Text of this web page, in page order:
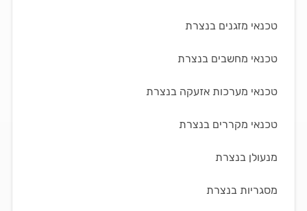
טכנאי מזגנים בנצרת
טכנאי מחשבים בנצרת
טכנאי מערכות אזעקה בנצרת
טכנאי מקררים בנצרת
מנעולן בנצרת
מסגריות בנצרת